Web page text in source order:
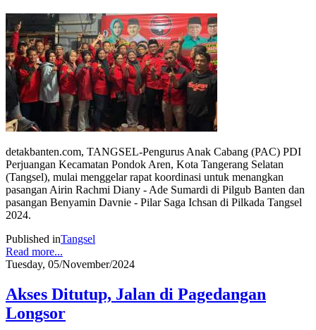
detakbanten.com, TANGSEL-Pengurus Anak Cabang (PAC) PDI
Perjuangan Kecamatan Pondok Aren, Kota Tangerang Selatan
(Tangsel), mulai menggelar rapat koordinasi untuk menangkan
pasangan Airin Rachmi Diany - Ade Sumardi di Pilgub Banten dan
pasangan Benyamin Davnie - Pilar Saga Ichsan di Pilkada Tangsel
2024.
Published inTangsel
Read more...
Tuesday, 05/November/2024
Akses Ditutup, Jalan di Pagedangan
Longsor